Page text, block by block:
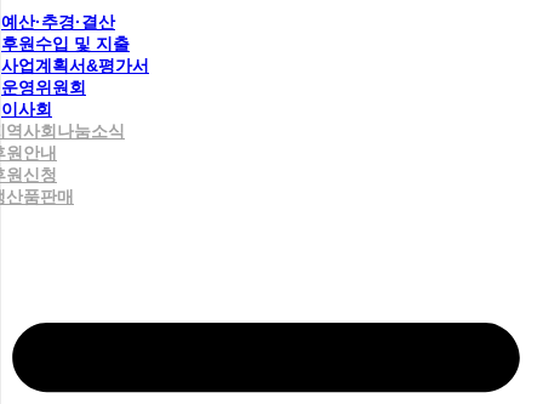
예산·추경·결산
후원수입 및 지출
사업계획서&평가서
운영위원회
이사회
역사회나눔소식
원안내
원신청
산품판매